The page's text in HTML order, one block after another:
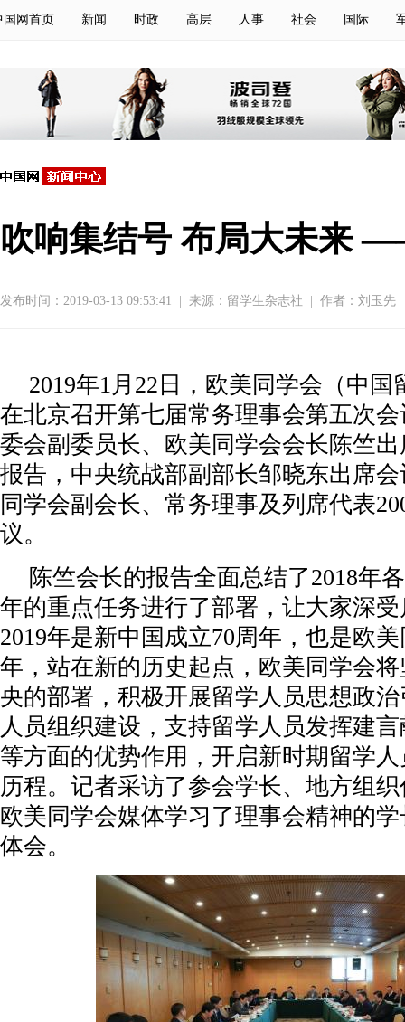
国网首页 新闻 时政 高层 人事 社会 国际
吹响集结号 布局大未来
发布时间：2019-03-13 09:53:41 来源：留学生杂志社 作者：刘玉先
2019年1月22日，欧美同学会（中
在北京召开第七届常务理事会第五次
委会副委员长、欧美同学会会长陈竺
报告，中央统战部副部长邹晓东出席
同学会副会长、常务理事及列席代表
议。
陈竺会长的报告全面总结了2018年
年的重点任务进行了部署，让大家深
2019年是新中国成立70周年，也是欧
年，站在新的历史起点，欧美同学会
央的部署，积极开展留学人员思想政
人员组织建设，支持留学人员发挥建
等方面的优势作用，开启新时期留学
历程。记者采访了参会学长、地方组
欧美同学会媒体学习了理事会精神的
体会。